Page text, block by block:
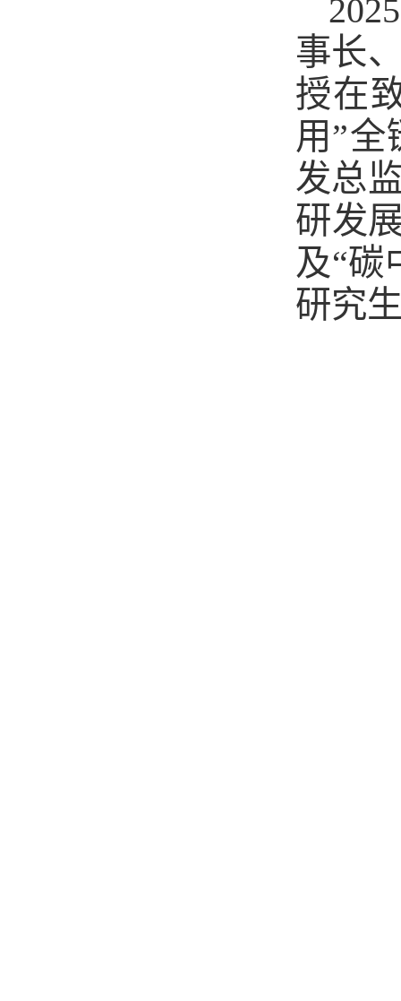
事长
授在
用”
发总
研发
及“碳
研究